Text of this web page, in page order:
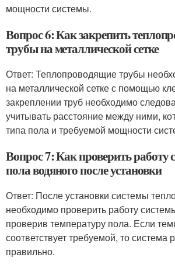
мощности системы.
Вопрос 6: Как закрепить
трубы на металлической сетке
Ответ: Теплопроводящие трубы
на металлической сетке с помощью
закреплении труб необходимо
учитывать расстояние между ними,
типа пола и требуемой мощности
Вопрос 7: Как проверить работу
пола водяного после установки
Ответ: После установки системы
необходимо проверить работу
проверив температуру пола. Если
соответствует требуемой, то система
правильно.